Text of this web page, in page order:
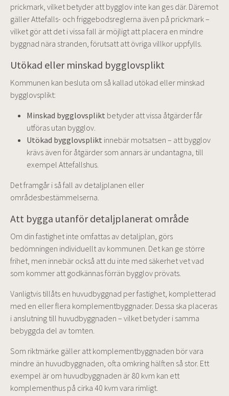
prickmark, vilket betyder att bygglov inte kan ges där. Däremot
gäller Attefalls- och friggebodsreglerna även på prickmark –
vilket gör att det i vissa fall är möjligt att placera en mindre
byggnad nära stranden, förutsatt att övriga villkor uppfylls.
Utökad eller minskad bygglovsplikt
Kommunen kan besluta om så kallad utökad eller minskad
bygglovsplikt:
Minskad bygglovsplikt betyder att vissa åtgärder får
utföras utan bygglov.
Utökad bygglovsplikt innebär motsatsen – att bygglov
krävs även för åtgärder som annars är undantagna, till
exempel Attefallshus.
Det framgår i så fall av detaljplanen eller
områdesbestämmelserna.
Att bygga utanför detaljplanerat område
Om din fastighet inte omfattas av detaljplan, görs
bedömningen individuellt av kommunen. Det kan ge större
frihet, men innebär också att du inte med säkerhet vet vad
som kommer att godkännas förrän bygglov prövats.
Vanligtvis tillåts en huvudbyggnad per fastighet, kompletterad
med en eller flera komplementbyggnader. Dessa ska placeras
i anslutning till huvudbyggnaden – vilket betyder i samma
bebyggda del av tomten.
Som riktmärke gäller att komplementbyggnaden bör vara
mindre än huvudbyggnaden, ofta omkring hälften så stor. Ett
exempel är om huvudbyggnaden är 80 kvm kan ett
komplementhus på cirka 40 kvm vara rimligt.